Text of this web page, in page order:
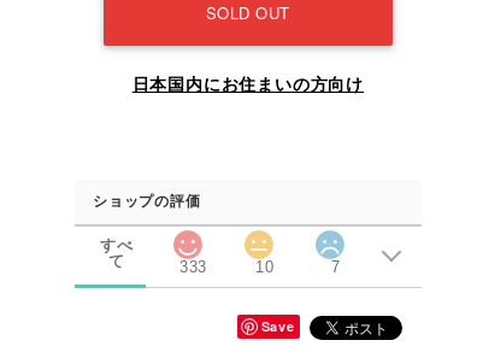
SOLD OUT
日本国内にお住まいの方向け
ショップの評価
すべ
て
333 10 7
Save